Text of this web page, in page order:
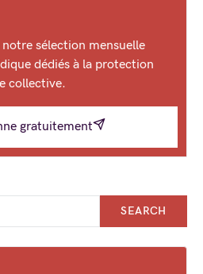
sélection mensuelle
dédiés à la protection
collective.
gratuitement
SEARCH